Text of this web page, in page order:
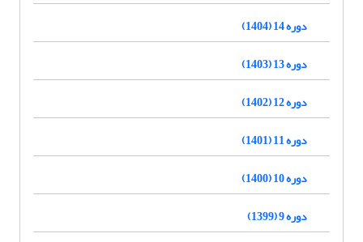
دوره 14 (1404)
دوره 13 (1403)
دوره 12 (1402)
دوره 11 (1401)
دوره 10 (1400)
دوره 9 (1399)